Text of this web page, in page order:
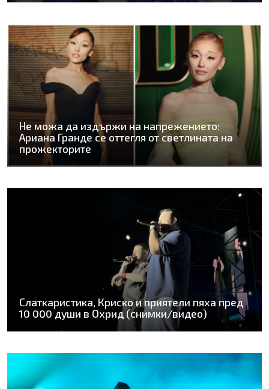
Не можа да издържи на напрежението:
Ариана Гранде се оттегля от светлината на
прожекторите
Слаткаристика, Криско и приятели пяха пред
10 000 души в Охрид (снимки/видео)